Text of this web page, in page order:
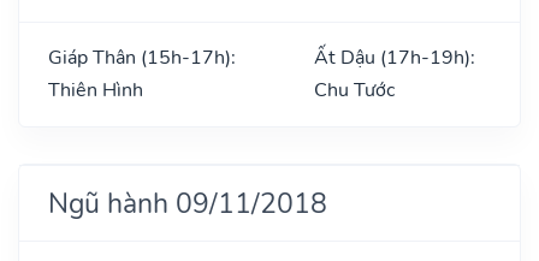
Giáp Thân (15h-17h):
Thiên Hình
Ất Dậu (17h-19h):
Chu Tước
Ngũ hành 09/11/2018